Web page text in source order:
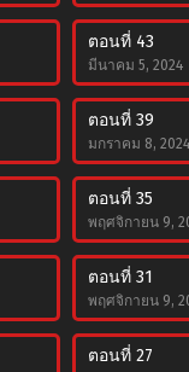
ตอนที่ 43
มีนาคม 5, 2024
ตอนที่ 39
มกราคม 8, 2024
ตอนที่ 35
พฤศจิกายน 9,
ตอนที่ 31
พฤศจิกายน 9,
ตอนที่ 27